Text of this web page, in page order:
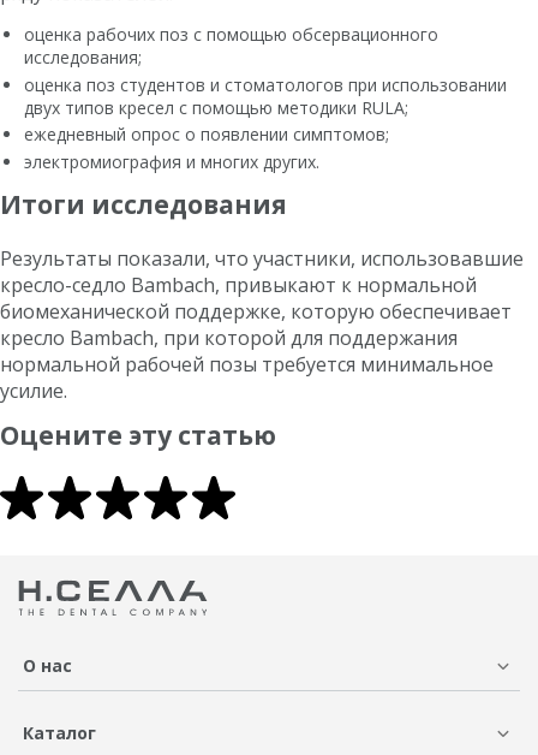
оценка рабочих поз с помощью обсервационного
исследования;
оценка поз студентов и стоматологов при использовании
двух типов кресел с помощью методики RULA;
ежедневный опрос о появлении симптомов;
электромиография и многих других.
Итоги исследования
Результаты показали, что участники, использовавшие
кресло-седло Bambach, привыкают к нормальной
биомеханической поддержке, которую обеспечивает
кресло Bambach, при которой для поддержания
нормальной рабочей позы требуется минимальное
усилие.
Оцените эту статью
О нас
Каталог